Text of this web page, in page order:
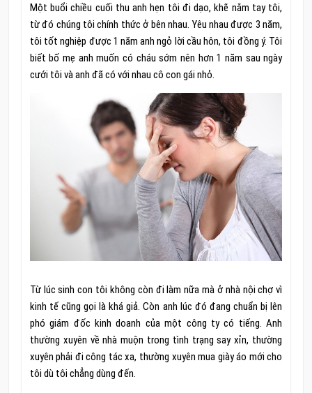
Một buổi chiều cuối thu anh hẹn tôi đi dạo, khẽ nắm tay tôi,
từ đó chúng tôi chính thức ở bên nhau. Yêu nhau được 3 năm,
tôi tốt nghiệp được 1 năm anh ngỏ lời cầu hôn, tôi đồng ý. Tôi
biết bố mẹ anh muốn có cháu sớm nên hơn 1 năm sau ngày
cưới tôi và anh đã có với nhau cô con gái nhỏ.
Từ lúc sinh con tôi không còn đi làm nữa mà ở nhà nội chợ vì
kinh tế cũng gọi là khá giả. Còn anh lúc đó đang chuẩn bị lên
phó giám đốc kinh doanh của một công ty có tiếng. Anh
thường xuyên về nhà muộn trong tình trạng say xỉn, thường
xuyên phải đi công tác xa, thường xuyên mua giày áo mới cho
tôi dù tôi chẳng dùng đến.